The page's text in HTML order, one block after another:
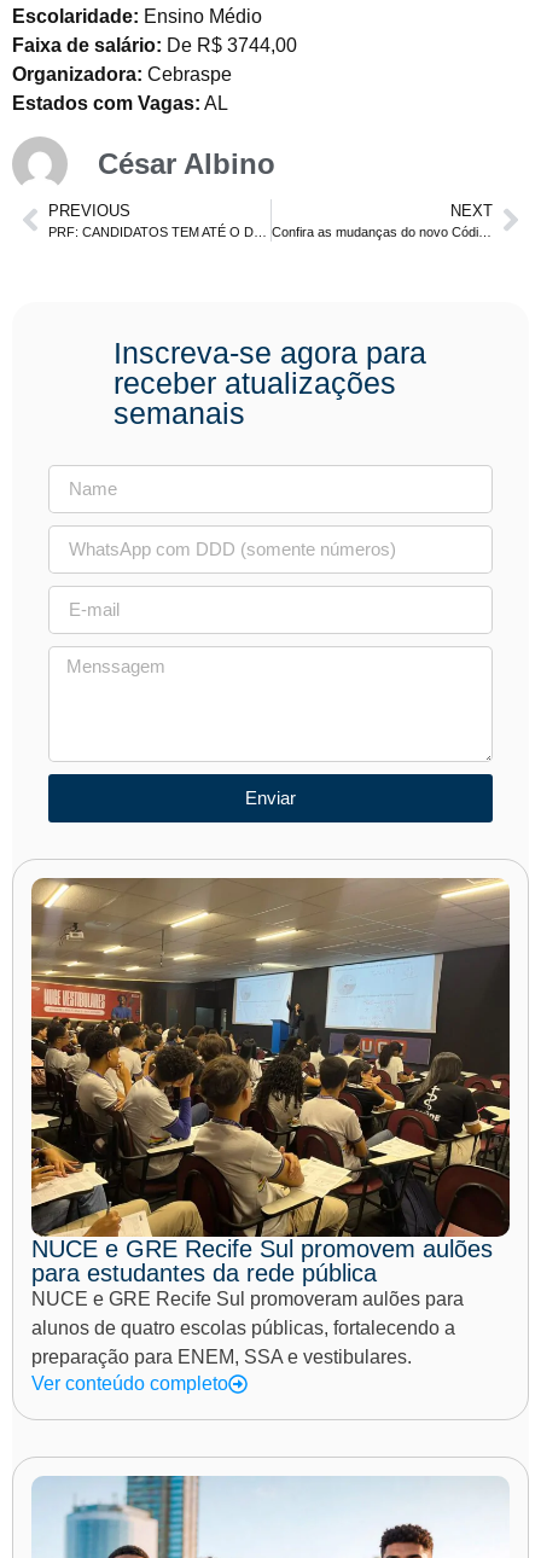
Escolaridade: Ensino Médio
Faixa de salário: De R$ 3744,00
Organizadora: Cebraspe
Estados com Vagas: AL
César Albino
PREVIOUS NEXT
Confira as mudanças do novo Código de Trânsito Brasileiro
Inscreva-se agora para
receber atualizações
semanais
Enviar
NUCE e GRE Recife Sul promovem aulões
para estudantes da rede pública
NUCE e GRE Recife Sul promoveram aulões para
alunos de quatro escolas públicas, fortalecendo a
preparação para ENEM, SSA e vestibulares.
Ver conteúdo completo